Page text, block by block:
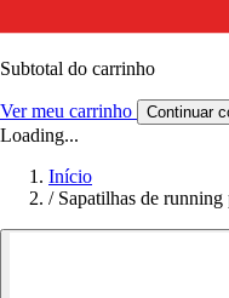
Subtotal do carrinho
Ver meu carrinho Continuar
Loading...
Início
/ Sapatilhas de